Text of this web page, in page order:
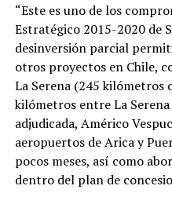
“Este es uno de los
Estratégico 2015-2020 de
desinversión parcial
otros proyectos en Chile,
La Serena (245 kilómetros
kilómetros entre La
adjudicada, Américo
aeropuertos de Arica y
pocos meses, así como
dentro del plan de